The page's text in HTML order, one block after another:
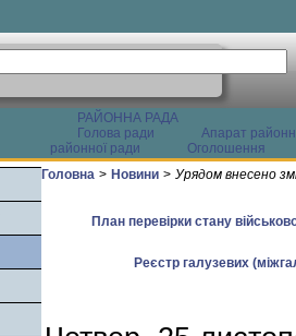
РАЙОННА РАДА
Голова ради
Апарат
районної ради
Оголошення
Головна > Новини > Урядом внесено
План перевірки стану
Реєстр галузевих